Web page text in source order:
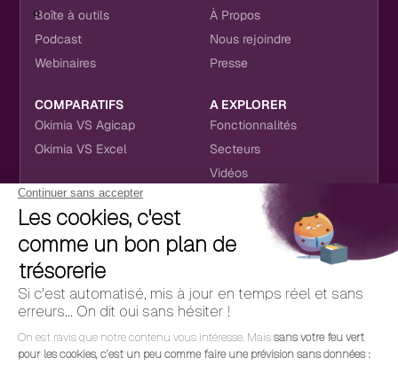
Boîte à outils
Podcast
Webinaires
À Propos
Nous rejoindre
Presse
COMPARATIFS
Okimia VS Agicap
Okimia VS Excel
A EXPLORER
Fonctionnalités
Secteurs
Vidéos
NOUS RETROUVER
CONTACT
hello@okimia.com
01 76 50 33 88
RÉSEAUX SOCIAUX
Youtube
Instagram